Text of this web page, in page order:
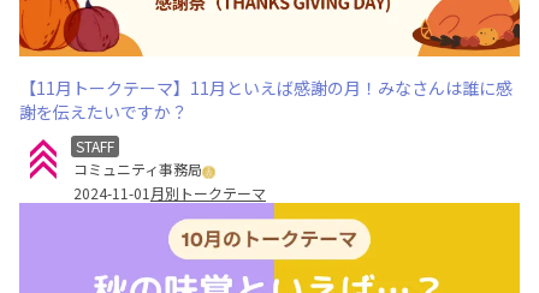
【11月トークテーマ】11月といえば感謝の月！みなさんは誰に感
謝を伝えたいですか？
STAFF
コミュニティ事務局
2024-11-01 月別トークテーマ